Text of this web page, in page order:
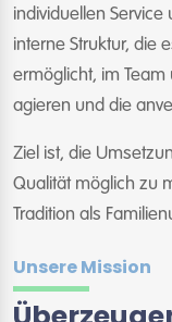
individuellen
interne Struktur, die
ermöglicht, im
agieren und die
Ziel ist, die
Qualität möglich zu
Tradition als
Unsere Mission